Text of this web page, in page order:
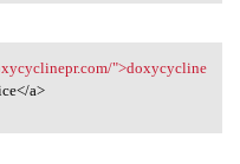
">doxycycline
a>